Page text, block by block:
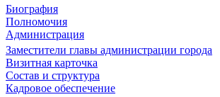
Биография
Полномочия
Администрация
Заместители главы администрации города
Визитная карточка
Состав и структура
Кадровое обеспечение